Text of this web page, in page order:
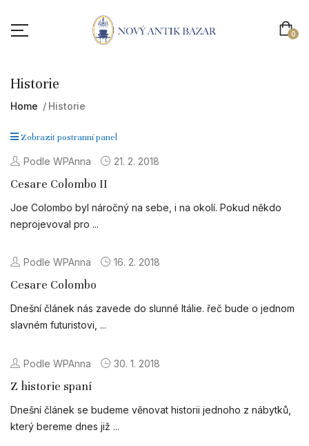
0
Historie
Home Historie
Zobrazit postranní panel
Podle WPAnna 21. 2. 2018
Cesare Colombo II
Joe Colombo byl náročný na sebe, i na okolí. Pokud někdo
neprojevoval pro ...
Podle WPAnna 16. 2. 2018
Cesare Colombo
Dnešní článek nás zavede do slunné Itálie. řeč bude o jednom
slavném futuristovi, ...
Podle WPAnna 30. 1. 2018
Z historie spaní
Dnešní článek se budeme věnovat historii jednoho z nábytků,
který bereme dnes již ...